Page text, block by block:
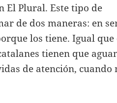
El Plural. Este tipo de
de dos maneras: en
los tiene. Igual que
tienen que
de atención, cuando